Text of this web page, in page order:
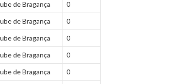
de Bragança 0
de Bragança 0
de Bragança 0
de Bragança 0
de Bragança 0